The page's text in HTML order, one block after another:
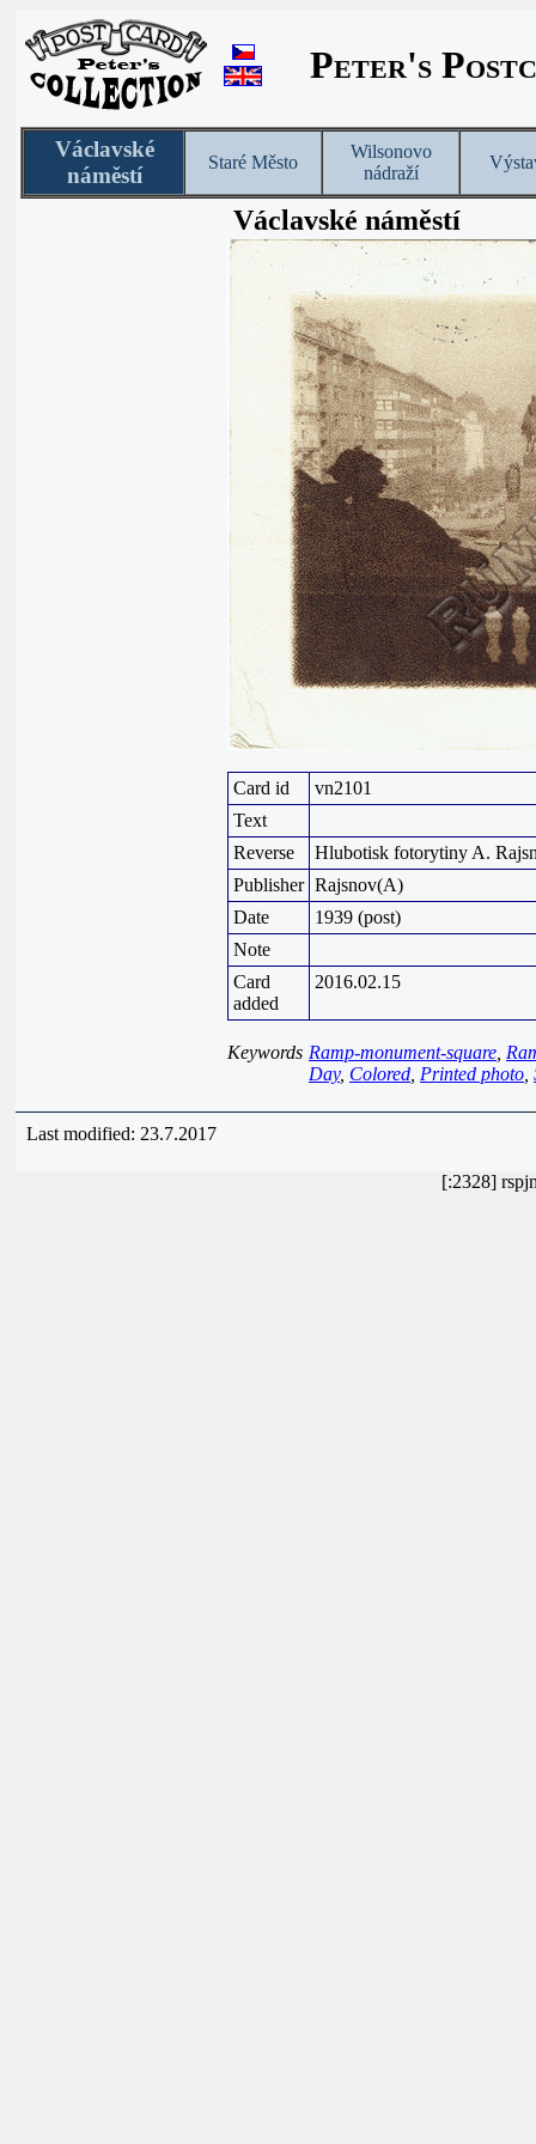
Peter's
Václavské
náměstí
Staré Město
Wilsonovo
nádraží
Václavské náměstí
Card id
vn2101
Text
Reverse
Hlubotisk fotorytiny A.
Publisher Rajsnov(A)
Date
1939 (post)
Note
Card
added
2016.02.15
Keywords Ramp-monument-square
Day, Colored Printed photo
Last modified: 23.7.2017
[:2328]